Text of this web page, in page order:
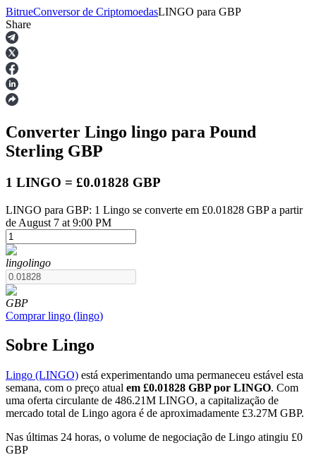
Futuros
Futuros de USDT
Futuros COIN-M
Futuros de criptomoeda
BitrueConversor de CriptomoedasLINGO para GBP
Share
Converter Lingo lingo para Pound
Sterling GBP
1 LINGO = £0.01828 GBP
LINGO para GBP: 1 Lingo se converte em £0.01828 GBP a partir
de August 7 at 9:00 PM
lingolingo
GBP
Comprar lingo (lingo)
Sobre Lingo
Lingo (LINGO) está experimentando uma permaneceu estável esta
semana, com o preço atual em £0.01828 GBP por LINGO. Com
uma oferta circulante de 486.21M LINGO, a capitalização de
mercado total de Lingo agora é de aproximadamente £3.27M GBP.
Nas últimas 24 horas, o volume de negociação de Lingo atingiu £0
GBP